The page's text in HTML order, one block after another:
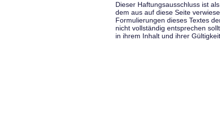
Dieser Haftungsausschluss ist
dem aus auf diese Seite
Formulierungen dieses Textes
nicht vollständig entsprechen
in ihrem Inhalt und ihrer